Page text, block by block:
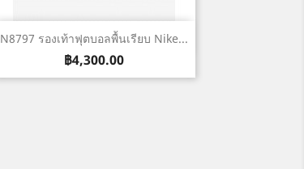
N8797 รองเท้าฟุตบอลพื้นเรียบ Nike...
ราคา
฿4,300.00
เปิดหน้าต่างย่อ